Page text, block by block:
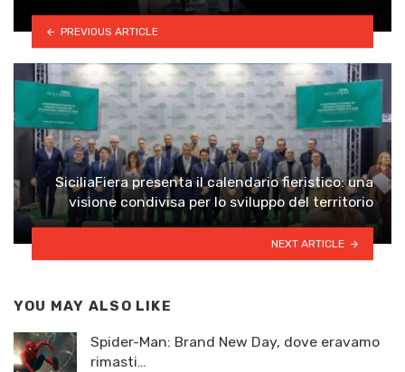
PREVIOUS ARTICLE
SiciliaFiera presenta il calendario fieristico: una
visione condivisa per lo sviluppo del territorio
NEXT ARTICLE
YOU MAY ALSO LIKE
Spider-Man: Brand New Day, dove eravamo
rimasti…